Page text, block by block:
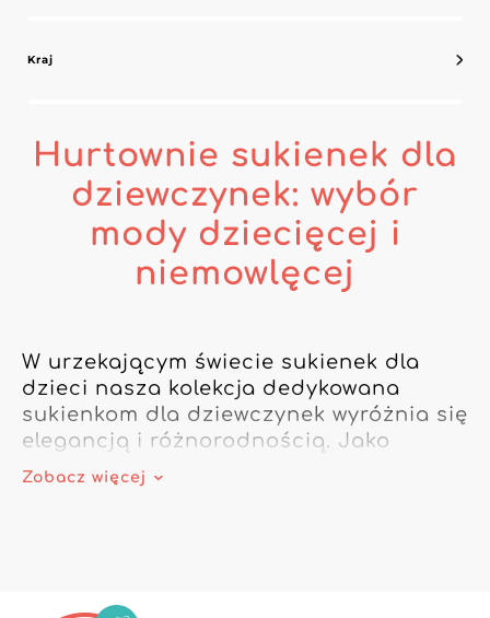
Kraj
Hurtownie sukienek dla
dziewczynek: wybór
mody dziecięcej i
niemowlęcej
W urzekającym świecie sukienek dla
dzieci nasza kolekcja dedykowana
sukienkom dla dziewczynek wyróżnia się
elegancją i różnorodnością. Jako
sprzedawca lub właściciel sklepu
znajdziesz tu niezbędne modele, dzięki
Zobacz więcej